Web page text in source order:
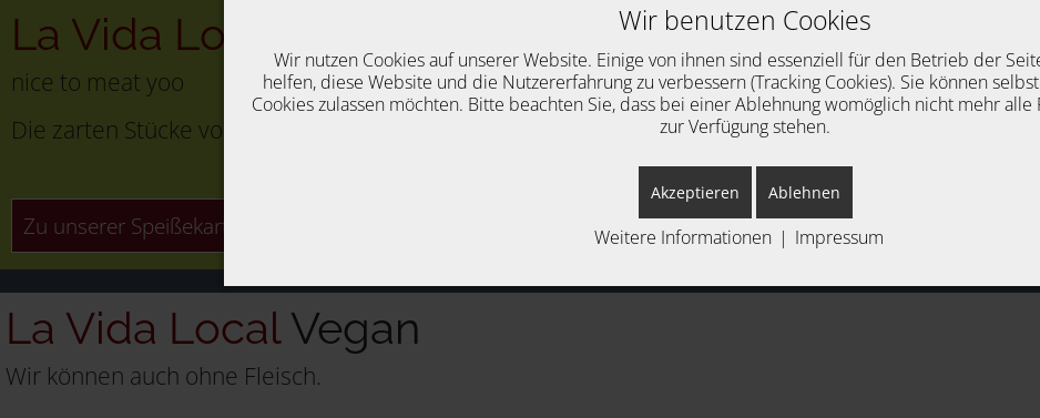
La Vida Local
nice to meat yoo
Die zarten Stücke vom deutschen Rind
Zu unserer Speißekarte
La Vida LocalVegan
Wir können auch ohne Fleisch.
Wir benutzen Cookies
Wir nutzen Cookies auf unserer Website. Einige von ihnen sind essenziell für den Betrieb der
helfen, diese Website und die Nutzererfahrung zu verbessern (Tracking Cookies). Sie können
Cookies zulassen möchten. Bitte beachten Sie, dass bei einer Ablehnung womöglich nicht mehr
zur Verfügung stehen.
Akzeptieren Ablehnen
Weitere Informationen | Impressum